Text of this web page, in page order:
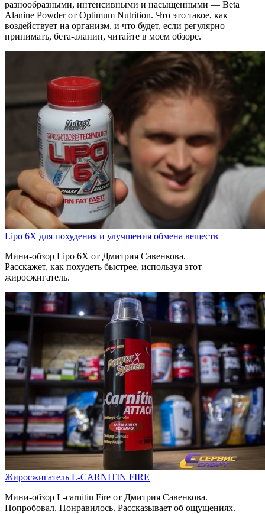
разнообразными, интенсивными и насыщенными — Beta
Alanine Powder от Optimum Nutrition. Что это такое, как
воздействует на организм, и что будет, если регулярно
принимать, бета-аланин, читайте в моем обзоре.
Lipo 6X для похудения и улучшения обмена веществ
Мини-обзор Lipo 6X от Дмитрия Савенкова.
Расскажет, как похудеть быстрее, используя этот
жиросжигатель.
Жиросжигатель L-CARNITIN FIRE
Мини-обзор L-carnitin Fire от Дмитрия Савенкова.
Попробовал. Понравилось. Рассказывает об ощущениях.